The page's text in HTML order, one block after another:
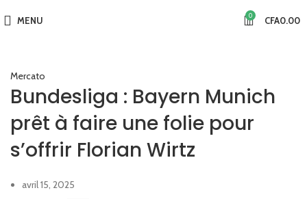
MENU 0 CFA0.00
Mercato
Bundesliga : Bayern Munich
prêt à faire une folie pour
s’offrir Florian Wirtz
avril 15, 2025